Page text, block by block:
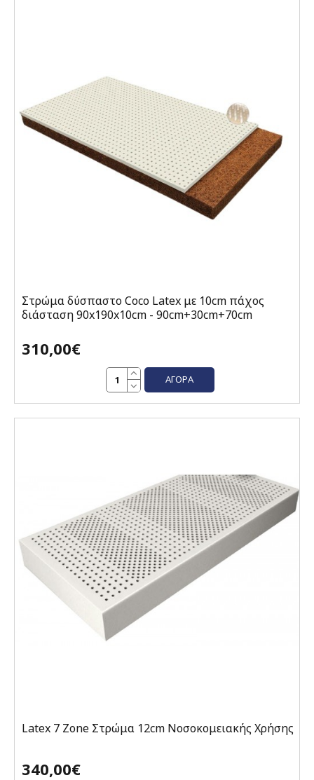
Στρώμα δύσπαστο Coco Latex με 10cm πάχος
διάσταση 90x190x10cm - 90cm+30cm+70cm
310,00€
ΑΓΟΡΆ
Latex 7 Zone Στρώμα 12cm Νοσοκομειακής Χρήσης
340,00€